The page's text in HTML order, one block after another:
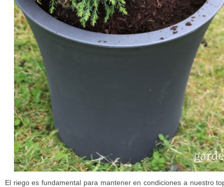
El riego es fundamental para mantener en condiciones a nuestro